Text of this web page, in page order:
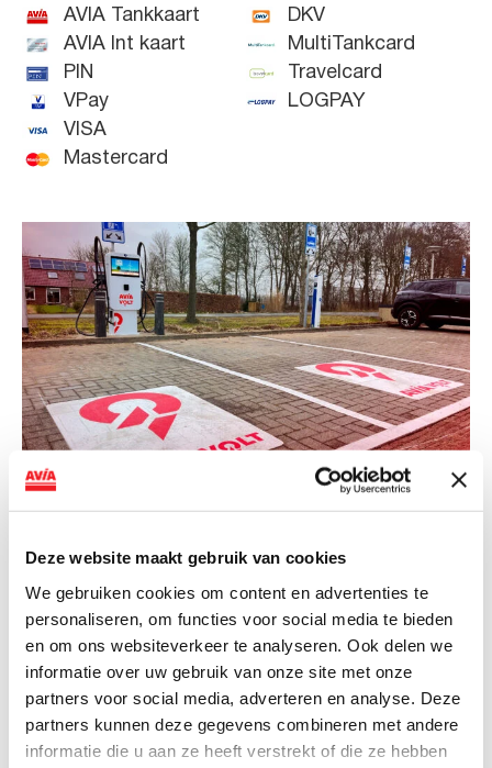
Deze website maakt gebruik van cookies
We gebruiken cookies om content en advertenties te
personaliseren, om functies voor social media te bieden
en om ons websiteverkeer te analyseren. Ook delen we
informatie over uw gebruik van onze site met onze
partners voor social media, adverteren en analyse. Deze
partners kunnen deze gegevens combineren met andere
informatie die u aan ze heeft verstrekt of die ze hebben
AVIA Tankkaart
AVIA Int kaart
PIN
VPay
VISA
Mastercard
DKV
MultiTankcard
Travelcard
LOGPAY
NIEUWS
AVIA VOLT en Fletcher Hotels starten
landelijke uitrol van DC-
snellaadinfrastructuur
AVIA VOLT en Fletcher Hotels starten landelijke uitrol
van DC-snellaadinfrastructuur AVIA VOLT en...
Lees verder